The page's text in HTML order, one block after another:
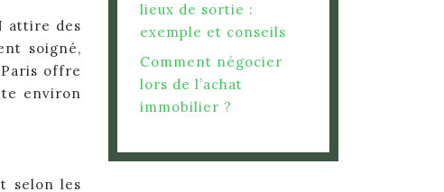
attire des
soigné,
offre
environ
selon les
lieux de sortie :
exemple et conseils
Comment négocier
lors de l’achat
immobilier ?